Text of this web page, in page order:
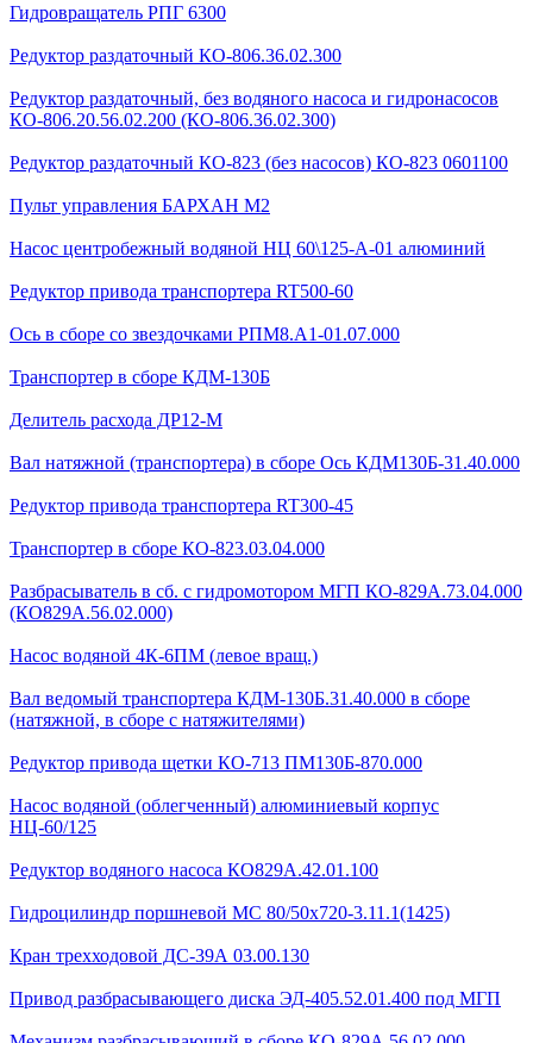
Гидровращатель РПГ 6300
Редуктор раздаточный КО-806.36.02.300
Редуктор раздаточный, без водяного насоса и гидронасосов
КО-806.20.56.02.200 (КО-806.36.02.300)
Редуктор раздаточный КО-823 (без насосов) КО-823 0601100
Пульт управления БАРХАН М2
Насос центробежный водяной НЦ 60\125-А-01 алюминий
Редуктор привода транспортера RT500-60
Ось в сборе со звездочками РПМ8.А1-01.07.000
Транспортер в сборе КДМ-130Б
Делитель расхода ДР12-М
Вал натяжной (транспортера) в сборе Ось КДМ130Б-31.40.000
Редуктор привода транспортера RT300-45
Транспортер в сборе КО-823.03.04.000
Разбрасыватель в сб. с гидромотором МГП КО-829А.73.04.000
(КО829А.56.02.000)
Насос водяной 4К-6ПМ (левое вращ.)
Вал ведомый транспортера КДМ-130Б.31.40.000 в сборе
(натяжной, в сборе с натяжителями)
Редуктор привода щетки КО-713 ПМ130Б-870.000
Насос водяной (облегченный) алюминиевый корпус
НЦ-60/125
Редуктор водяного насоса КО829А.42.01.100
Гидроцилиндр поршневой МС 80/50х720-3.11.1(1425)
Кран трехходовой ДС-39А 03.00.130
Привод разбрасывающего диска ЭД-405.52.01.400 под МГП